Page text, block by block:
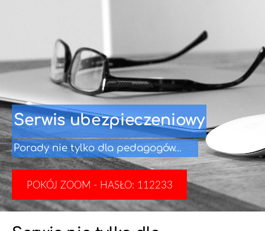
Serwis ubezpieczeniowy
Porady nie tylko dla pedagogów...
​POKÓJ ZOOM - HASŁO: 112233​